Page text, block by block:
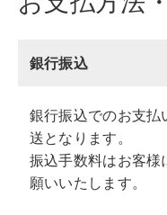
銀行振込
銀行振込でのお支
送となります。
振込手数料はお客
願いいたします。